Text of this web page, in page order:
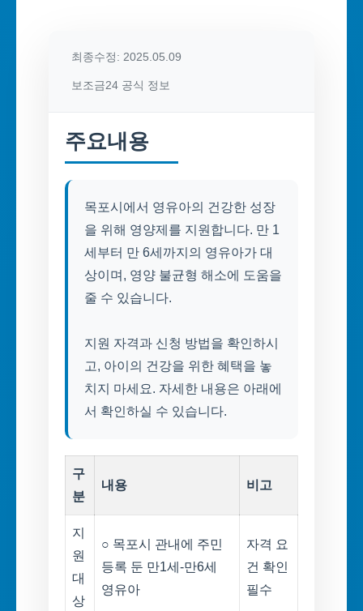
최종수정: 2025.05.09
보조금24 공식 정보
주요내용
목포시에서 영유아의 건강한 성장
을 위해 영양제를 지원합니다. 만 1
세부터 만 6세까지의 영유아가 대
상이며, 영양 불균형 해소에 도움을
줄 수 있습니다.
지원 자격과 신청 방법을 확인하시
고, 아이의 건강을 위한 혜택을 놓
치지 마세요. 자세한 내용은 아래에
서 확인하실 수 있습니다.
구
분
내용 비고
지
원
대
상
○ 목포시 관내에 주민
등록 둔 만1세-만6세
영유아
자격 요
건 확인
필수